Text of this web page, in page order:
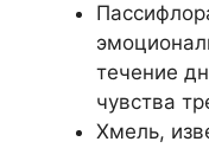
течение
чувства
Хмель,